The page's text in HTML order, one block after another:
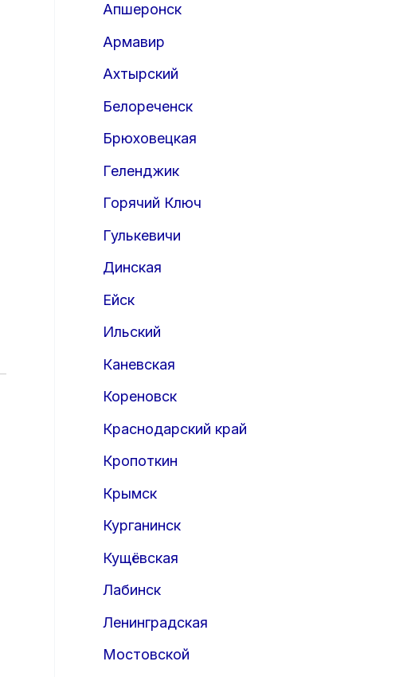
Апшеронск
Армавир
Ахтырский
Белореченск
Брюховецкая
Геленджик
Горячий Ключ
Гулькевичи
Динская
Ейск
Ильский
Каневская
Кореновск
Краснодарский край
Кропоткин
Крымск
Курганинск
Кущёвская
Лабинск
Ленинградская
Мостовской